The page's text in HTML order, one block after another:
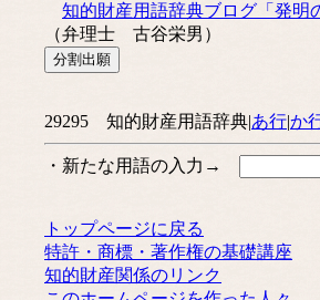
知的財産用語辞典ブログ「発明
（弁理士 古谷栄男）
29295 知的財産用語辞典|あ行|か
・新たな用語の入力→
トップページに戻る
特許・商標・著作権の基礎講座
知的財産関係のリンク